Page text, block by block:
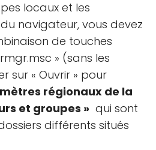
locaux et les
navigateur, vous devez
de touches
» (sans les
sur « Ouvrir » pour
régionaux de la
et groupes » qui sont
différents situés